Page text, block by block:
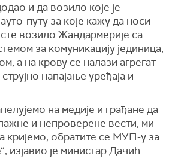
и да возило које је
путу за које кажу да носи
возило Жандармерије са
за комуникацију јединица,
а на крову се налази агрегат
напајање уређаја и
на медије и грађане да
и непроверене вести, ми
кријемо, обратите се МУП-у за
изјавио је министар Дачић.